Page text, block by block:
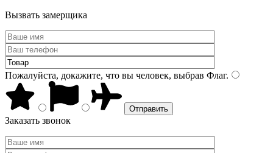
Вызвать замерщика
Пожалуйста, докажите, что вы человек, выбрав Флаг.
Заказать звонок